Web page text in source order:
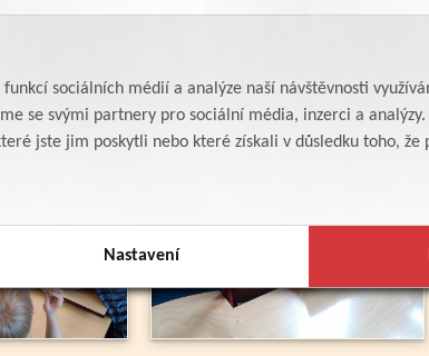
sociálních médií a analýze naší návštěvnosti
se svými partnery pro sociální média, inzerci a
jste jim poskytli nebo které získali v důsledku toho, že
Nastavení